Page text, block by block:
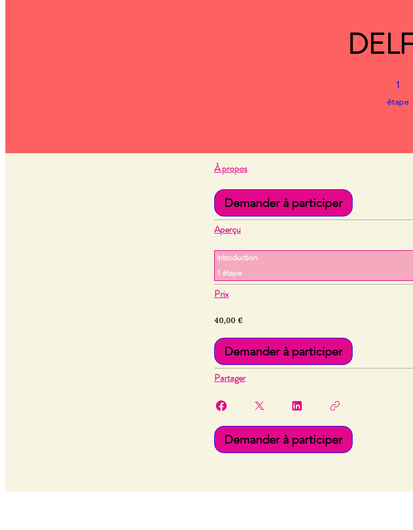
1
étape
1 étape
À propos
Demander à participer
Aperçu
Introduction
.
1 étape
Prix
40,00 €
Demander à participer
Partager
Demander à participer